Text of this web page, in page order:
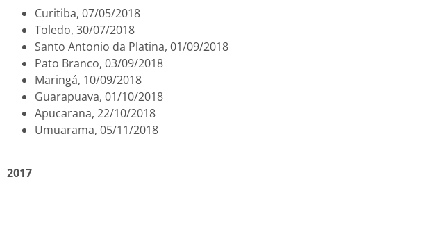
Curitiba, 07/05/2018
Toledo, 30/07/2018
Santo Antonio da Platina, 01/09/2018
Pato Branco, 03/09/2018
Maringá, 10/09/2018
Guarapuava, 01/10/2018
Apucarana, 22/10/2018
Umuarama, 05/11/2018
2017